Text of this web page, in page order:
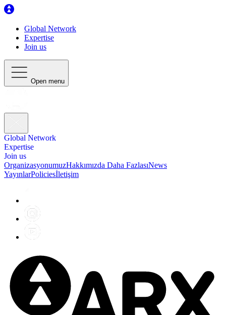
Global Network
Expertise
Join us
Open menu
Global Network
Expertise
Join us
OrganizasyonumuzHakkımızda Daha FazlasıNews
YayınlarPoliciesİletişim